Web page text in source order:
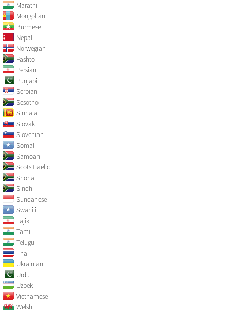
Marathi
Mongolian
Burmese
Nepali
Norwegian
Pashto
Persian
Punjabi
Serbian
Sesotho
Sinhala
Slovak
Slovenian
Somali
Samoan
Scots Gaelic
Shona
Sindhi
Sundanese
Swahili
Tajik
Tamil
Telugu
Thai
Ukrainian
Urdu
Uzbek
Vietnamese
Welsh